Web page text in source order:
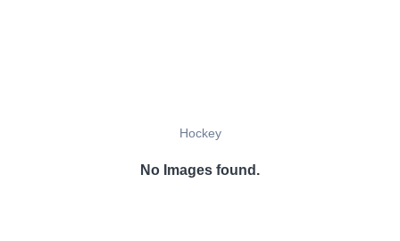
Hockey
No Images found.